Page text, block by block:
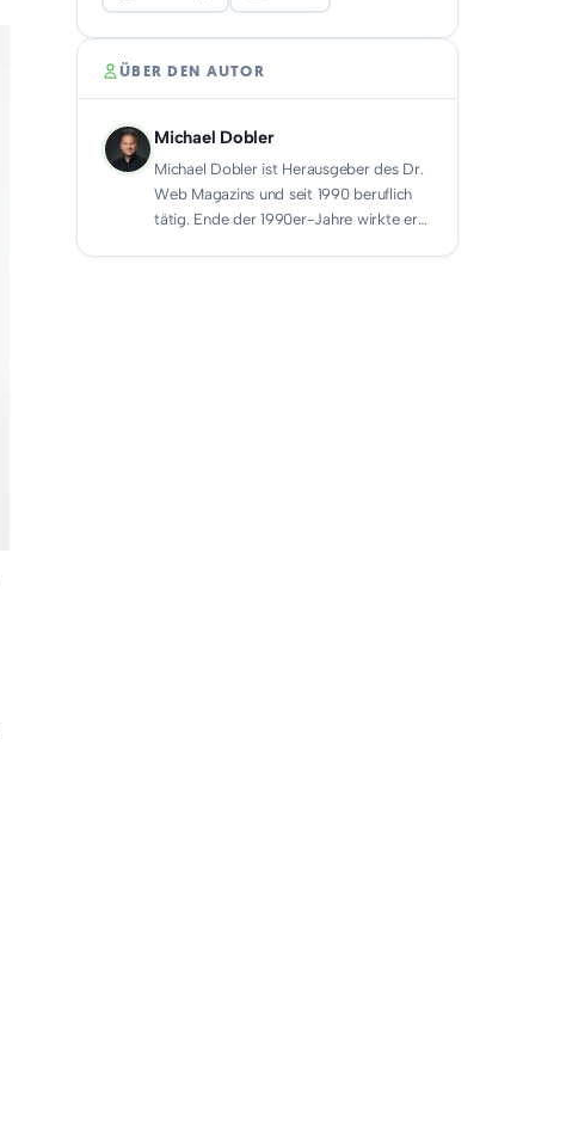
ÜBER DEN AUTOR
Michael Dobler
Michael Dobler ist Herausgeber des Dr.
Web Magazins und seit 1990 beruflich
tätig. Ende der 1990er-Jahre wirkte er…